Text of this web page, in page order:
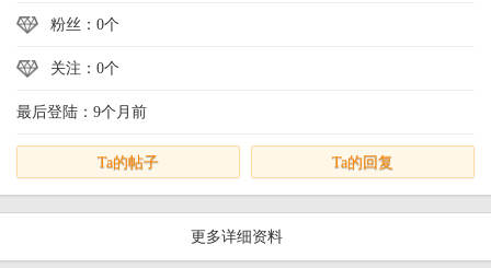
粉丝：0个
关注：0个
最后登陆：9个月前
Ta的帖子 Ta的回复
更多详细资料